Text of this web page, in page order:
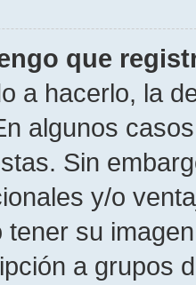
que
a hacerlo, la
algunos
Sin
y/o
su
a grupos